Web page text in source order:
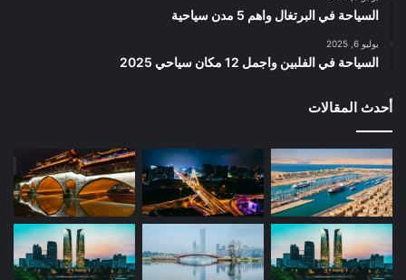
السياحة في البرتغال واهم 5 مدن سياحية
يوليو 6, 2025
السياحة في الفلبين واجمل 12 مكان سياحي 2025
أحدث المقالات